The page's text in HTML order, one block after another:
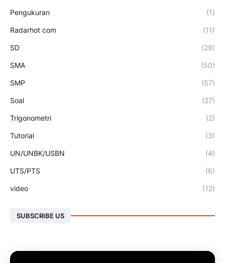
Pengukuran (1)
Radarhot com (11)
SD (29)
SMA (50)
SMP (57)
Soal (27)
Trigonometri (2)
Tutorial (3)
UN/UNBK/USBN (4)
UTS/PTS (6)
video (12)
SUBSCRIBE US